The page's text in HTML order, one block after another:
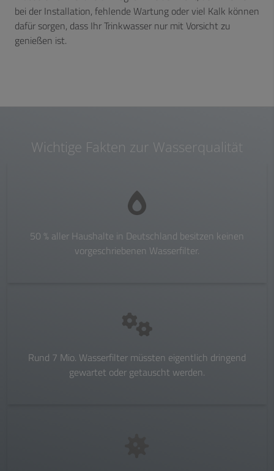
bei der Installation, fehlende Wartung oder viel Kalk können
dafür sorgen, dass Ihr Trinkwasser nur mit Vorsicht zu
genießen ist.
Wichtige Fakten zur Wasserqualität
50 % aller Haushalte in Deutschland besitzen keinen
vorgeschriebenen Wasserfilter.
Rund 7 Mio. Wasserfilter müssten eigentlich dringend
gewartet oder getauscht werden.